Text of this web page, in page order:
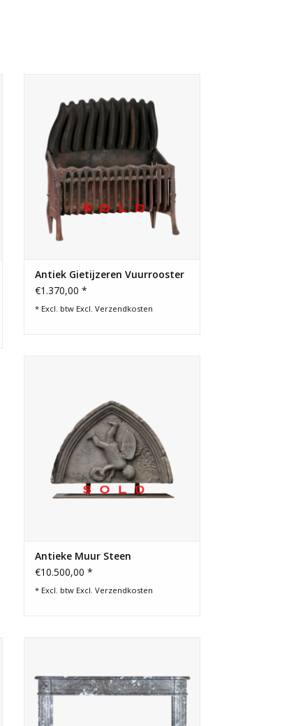
een elegant gotisch design en
combineert functionaliteit en tijdloze
charme voor uw open haard. Collectie
Maison Leon Van den Bogaert Antieke
Haarden En Architecturale Elementen.
Antiek Gietijzeren Vuurrooster
€1.370,00 *
* Excl. btw Excl.Verzendkosten
Antieke Muur Steen
€10.500,00 *
* Excl. btw Excl.Verzendkosten